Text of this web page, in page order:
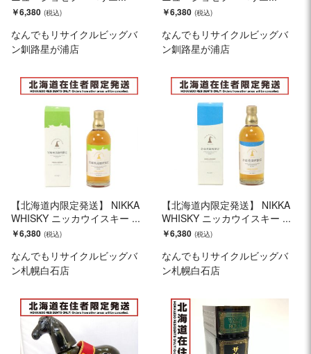
￥6,380
なんでもリサイクルビッグバ
ン釧路星が浦店
￥6,380
なんでもリサイクルビッグバ
ン釧路星が浦店
【北海道内限定発送】 NIKKA
WHISKY ニッカウイスキー ...
￥6,380
なんでもリサイクルビッグバ
ン札幌白石店
【北海道内限定発送】 NIKKA
WHISKY ニッカウイスキー ...
￥6,380
なんでもリサイクルビッグバ
ン札幌白石店